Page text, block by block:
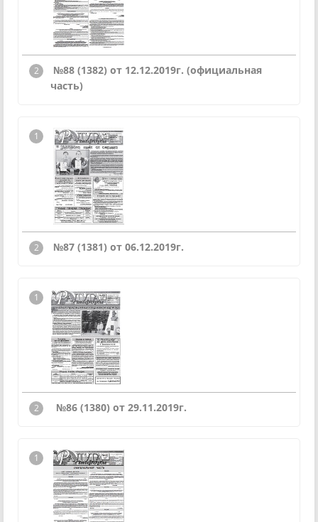
№88 (1382) от 12.12.2019г. (официальная
часть)
№87 (1381) от 06.12.2019г.
№86 (1380) от 29.11.2019г.